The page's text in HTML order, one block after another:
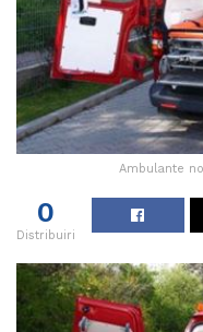
Ambulante
0
Distribuiri